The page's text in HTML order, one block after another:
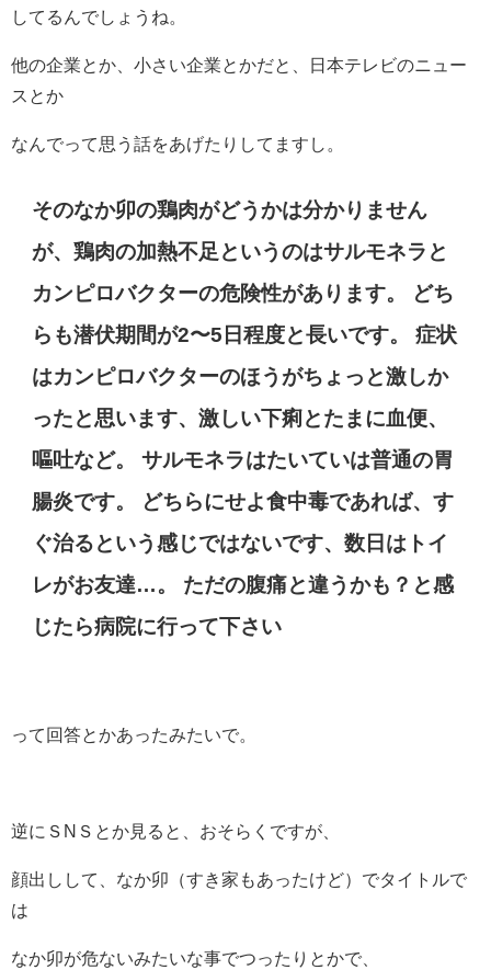
してるんでしょうね。
他の企業とか、小さい企業とかだと、日本テレビのニュー
スとか
なんでって思う話をあげたりしてますし。
そのなか卯の鶏肉がどうかは分かりません
が、鶏肉の加熱不足というのはサルモネラと
カンピロバクターの危険性があります。 どち
らも潜伏期間が2〜5日程度と長いです。 症状
はカンピロバクターのほうがちょっと激しか
ったと思います、激しい下痢とたまに血便、
嘔吐など。 サルモネラはたいていは普通の胃
腸炎です。 どちらにせよ食中毒であれば、す
ぐ治るという感じではないです、数日はトイ
レがお友達…。 ただの腹痛と違うかも？と感
じたら病院に行って下さい
って回答とかあったみたいで。
逆にＳNＳとか見ると、おそらくですが、
顔出しして、なか卯（すき家もあったけど）でタイトルで
は
なか卯が危ないみたいな事でつったりとかで、